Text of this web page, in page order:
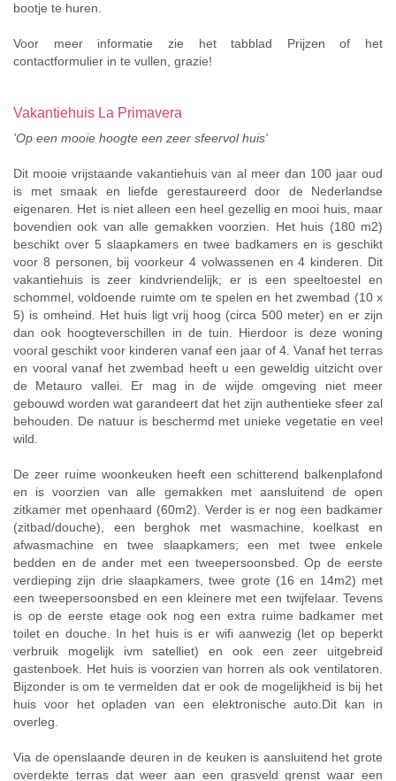
bootje te huren.
Voor meer informatie zie het tabblad Prijzen of het
contactformulier in te vullen, grazie!
Vakantiehuis La Primavera
'Op een mooie hoogte een zeer sfeervol huis'
Dit mooie vrijstaande vakantiehuis van al meer dan 100 jaar oud
is met smaak en liefde gerestaureerd door de Nederlandse
eigenaren. Het is niet alleen een heel gezellig en mooi huis, maar
bovendien ook van alle gemakken voorzien. Het huis (180 m2)
beschikt over 5 slaapkamers en twee badkamers en is geschikt
voor 8 personen, bij voorkeur 4 volwassenen en 4 kinderen. Dit
vakantiehuis is zeer kindvriendelijk; er is een speeltoestel en
schommel, voldoende ruimte om te spelen en het zwembad (10 x
5) is omheind. Het huis ligt vrij hoog (circa 500 meter) en er zijn
dan ook hoogteverschillen in de tuin. Hierdoor is deze woning
vooral geschikt voor kinderen vanaf een jaar of 4. Vanaf het terras
en vooral vanaf het zwembad heeft u een geweldig uitzicht over
de Metauro vallei. Er mag in de wijde omgeving niet meer
gebouwd worden wat garandeert dat het zijn authentieke sfeer zal
behouden. De natuur is beschermd met unieke vegetatie en veel
wild.
De zeer ruime woonkeuken heeft een schitterend balkenplafond
en is voorzien van alle gemakken met aansluitend de open
zitkamer met openhaard (60m2). Verder is er nog een badkamer
(zitbad/douche), een berghok met wasmachine, koelkast en
afwasmachine en twee slaapkamers; een met twee enkele
bedden en de ander met een tweepersoonsbed. Op de eerste
verdieping zijn drie slaapkamers, twee grote (16 en 14m2) met
een tweepersoonsbed en een kleinere met een twijfelaar. Tevens
is op de eerste etage ook nog een extra ruime badkamer met
toilet en douche. In het huis is er wifi aanwezig (let op beperkt
verbruik mogelijk ivm satelliet) en ook een zeer uitgebreid
gastenboek. Het huis is voorzien van horren als ook ventilatoren.
Bijzonder is om te vermelden dat er ook de mogelijkheid is bij het
huis voor het opladen van een elektronische auto.Dit kan in
overleg.
Via de openslaande deuren in de keuken is aansluitend het grote
overdekte terras dat weer aan een grasveld grenst waar een